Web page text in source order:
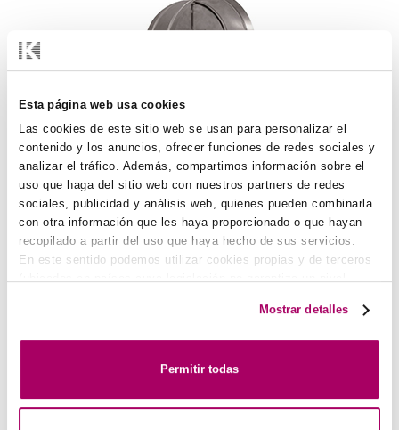
Esta página web usa cookies
Las cookies de este sitio web se usan para personalizar el
contenido y los anuncios, ofrecer funciones de redes sociales y
analizar el tráfico. Además, compartimos información sobre el
uso que haga del sitio web con nuestros partners de redes
sociales, publicidad y análisis web, quienes pueden combinarla
con otra información que les haya proporcionado o que hayan
recopilado a partir del uso que haya hecho de sus servicios.
En este sentido podemos utilizar cookies propias y de terceros
(ubicados en países cuya legislación no garantiza un nivel
preferencias, analizar tu uso de la web y mostrar publicidad
Mostrar detalles
Permitir todas
Ronde overdrukklep. CSP-C